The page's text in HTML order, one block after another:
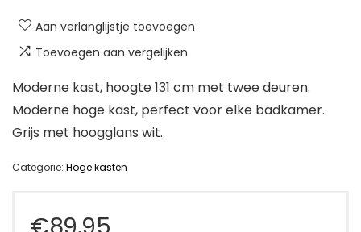
Aan verlanglijstje toevoegen
Toevoegen aan vergelijken
Moderne kast, hoogte 131 cm met twee deuren.
Moderne hoge kast, perfect voor elke badkamer.
Grijs met hoogglans wit.
Categorie: Hoge kasten